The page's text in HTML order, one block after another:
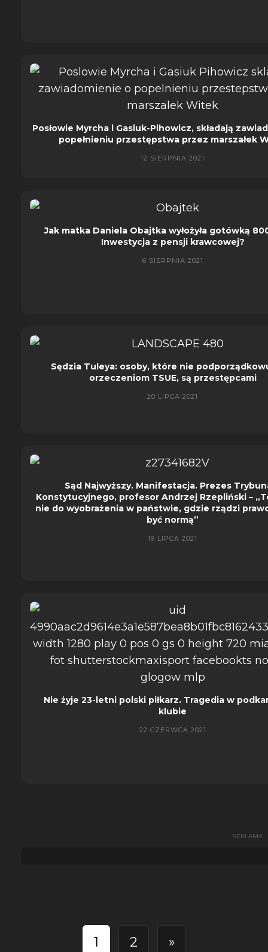
Posłowie Myrcha i Gasiuk-Pihowicz, składają
popełnieniu przestępstwa przez marszałek
12 SIERPNIA 2021
Jak matka Daniela Obajtka wyłożyła gotówką
Inwestycja z pensji krawcowej?
6 SIERPNIA 2021
Sędzia Tuleya: osoby, które nie
orzeczeniom TSUE, są przestępcami
20 LIPCA 2021
Sąd Najwyższy. Manifestacja. Prezes
Konstytucyjnego, profesor Andrzej Rzepliński –
nie do wyobrażenia w państwie, gdzie rządzi
być normą”
19 LIPCA 2021
Nie żyje 23-letni polski piłkarz. Tragedia w
klubie
22 CZERWCA 2021
REKLAMA
1 2 »